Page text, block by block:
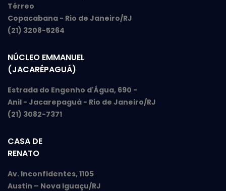
Térreo
Copacabana - Rio de Janeiro/RJ
(21) 3208-5264
NÚCLEO EMMANUEL
(JACARÉPAGUÁ)
Estrada do Engenho d'Água, 690 -
Anil - Jacarepaguá - Rio de Janeiro/RJ
(21) 3082-7371
CASA DE
RENATO
Av. Inconfidentes, 1105
Austin – Nova Iguaçu/RJ